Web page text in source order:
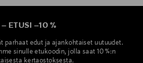
– ETUSI –10 %
parhaat edut ja ajankohtaiset uutuudet.
sinulle etukoodin, jolla saat 10 %:n
kertaostoksesta.